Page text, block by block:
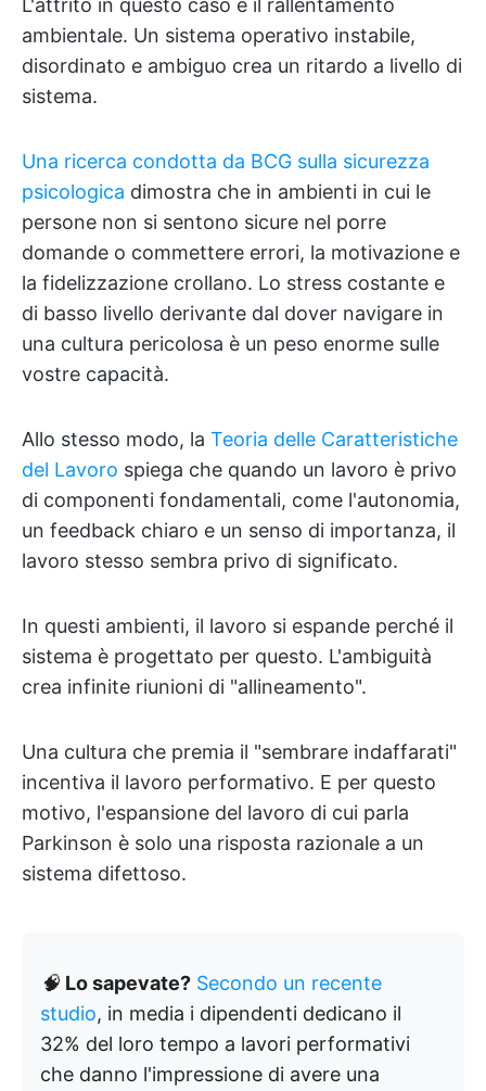
L'attrito in questo caso è il rallentamento
ambientale. Un sistema operativo instabile,
disordinato e ambiguo crea un ritardo a livello di
sistema.
Una ricerca condotta da BCG sulla sicurezza
psicologica dimostra che in ambienti in cui le
persone non si sentono sicure nel porre
domande o commettere errori, la motivazione e
la fidelizzazione crollano. Lo stress costante e
di basso livello derivante dal dover navigare in
una cultura pericolosa è un peso enorme sulle
vostre capacità.
Allo stesso modo, la Teoria delle Caratteristiche
del Lavoro spiega che quando un lavoro è privo
di componenti fondamentali, come l'autonomia,
un feedback chiaro e un senso di importanza, il
lavoro stesso sembra privo di significato.
In questi ambienti, il lavoro si espande perché il
sistema è progettato per questo. L'ambiguità
crea infinite riunioni di "allineamento".
Una cultura che premia il "sembrare indaffarati"
incentiva il lavoro performativo. E per questo
motivo, l'espansione del lavoro di cui parla
Parkinson è solo una risposta razionale a un
sistema difettoso.
🧠 Lo sapevate? Secondo un recente
studio, in media i dipendenti dedicano il
32% del loro tempo a lavori performativi
che danno l'impressione di avere una